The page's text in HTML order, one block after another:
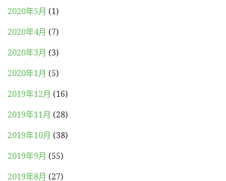
2020年5月 (1)
2020年4月 (7)
2020年3月 (3)
2020年1月 (5)
2019年12月 (16)
2019年11月 (28)
2019年10月 (38)
2019年9月 (55)
2019年8月 (27)